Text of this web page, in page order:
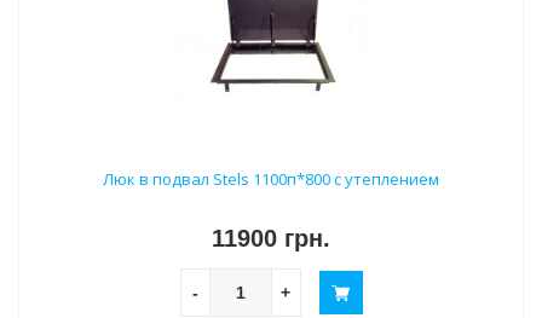
Люк в подвал Stels 1100п*800 с утеплением
11900 грн.
- +